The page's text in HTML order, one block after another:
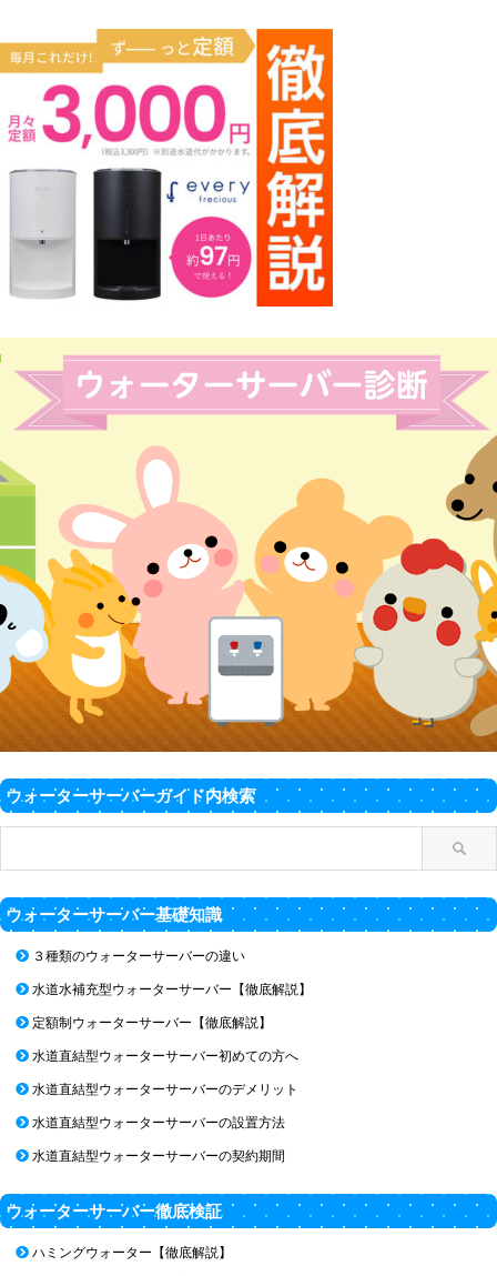
ウォーターサーバーガイド内検索
ウォーターサーバー基礎知識
３種類のウォーターサーバーの違い
水道水補充型ウォーターサーバー【徹底解説】
定額制ウォーターサーバー【徹底解説】
水道直結型ウォーターサーバー初めての方へ
水道直結型ウォーターサーバーのデメリット
水道直結型ウォーターサーバーの設置方法
水道直結型ウォーターサーバーの契約期間
ウォーターサーバー徹底検証
ハミングウォーター【徹底解説】